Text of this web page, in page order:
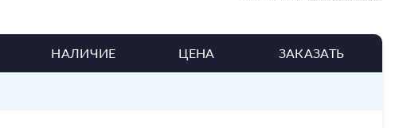
НАЛИЧИЕ ЦЕНА ЗАКАЗАТЬ